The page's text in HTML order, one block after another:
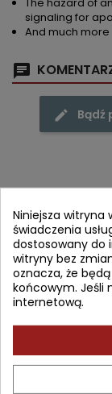
The hazard of
signaling for
And much more
Bądź
Często
- 55,94 zł
Niniejsza witryna
świadczenia
dostosowany do
witryny bez
oznacza, że
końcowym. Jeśli
internetową.